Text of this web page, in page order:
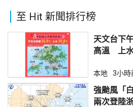
至 Hit 新聞排行榜
天文台下
高溫 上水
本地 3小時
強颱風「
兩次登陸